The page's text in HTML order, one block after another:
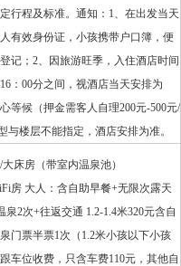
行程及标准。通知：1、在出发当天
有效身份证，小孩携带户口簿，便
记；2、因旅游旺季，入住酒店时间
：00分之间，视酒店当天安排为
等候（押金需客人自理200元-500元/
与楼层不能指定，酒店安排为准。
床房（带室内温泉池）
大人：含自助早餐+无限次露天
泉2次+往返交通 1.2-1.4米320元含自
门票半票1次（1.2米小孩以下小孩
车位收费，只含车费110元，其他自